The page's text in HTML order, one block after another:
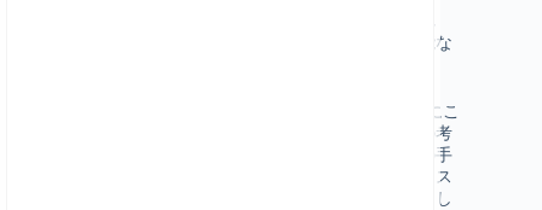
ば、その時代に存在し得たものを取り戻すために、可能な
Laurent Jeannin（椅子張り職人、美術技師）。学生時代にこ
の職業に出会ったのだ。バカロレア取得後、この最初の考
えに立ち返り、20歳で修行をすることになった。職人の手
ほどきを受けながら、あらゆる種類の座席を張り、テキス
タイルの装飾と組み合わせるなど、あらゆる仕事をこなし